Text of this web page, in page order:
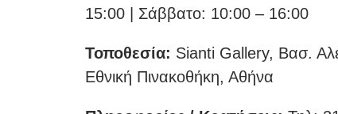
15:00 | Σάββατο: 10:00 – 16:00
Τοποθεσία: Sianti Gallery, Βασ.
Εθνική Πινακοθήκη, Αθήνα